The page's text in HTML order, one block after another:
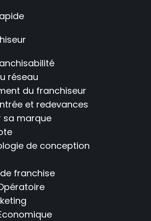
réseau
du franchiseur
et redevances
sa marque
de conception
franchise